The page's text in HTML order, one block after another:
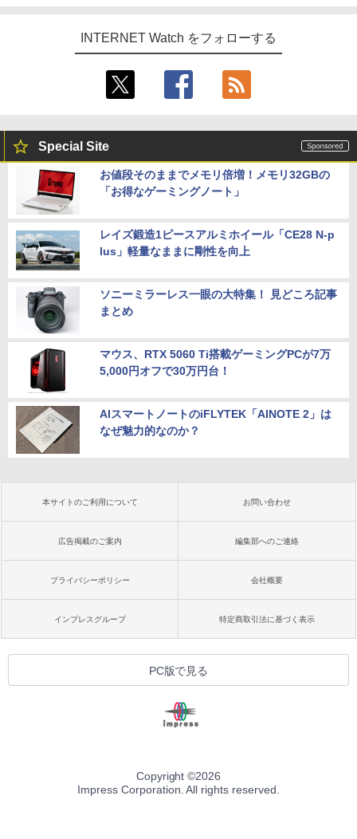
INTERNET Watch をフォローする
Special Site
お値段そのままでメモリ倍増！メモリ32GBの
「お得なゲーミングノート」
レイズ鍛造1ピースアルミホイール「CE28 N-p
lus」軽量なままに剛性を向上
ソニーミラーレス一眼の大特集！ 見どころ記事
まとめ
マウス、RTX 5060 Ti搭載ゲーミングPCが7万
5,000円オフで30万円台！
AIスマートノートのiFLYTEK「AINOTE 2」は
なぜ魅力的なのか？
本サイトのご利用について お問い合わせ
広告掲載のご案内 編集部へのご連絡
プライバシーポリシー 会社概要
インプレスグループ 特定商取引法に基づく表示
PC版で見る
Copyright ©2026
Impress Corporation. All rights reserved.